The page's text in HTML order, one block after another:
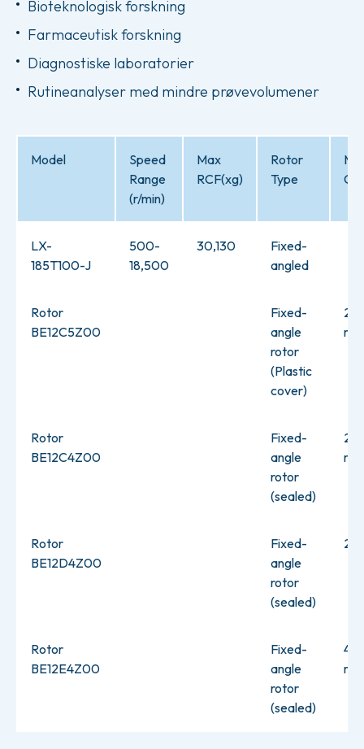
Bioteknologisk forskning
Farmaceutisk forskning
Diagnostiske laboratorier
Rutineanalyser med mindre prøvevolumener
Model
Speed
Range
(r/min)
Max
RCF(xg)
Rotor
Type
LX-
185T100-J
500-
18,500
30,130
Fixed-
angled
Rotor
BE12C5Z00
Fixed-
angle
rotor
(Plastic
cover)
ml
Rotor
BE12C4Z00
Fixed-
angle
rotor
(sealed)
ml
Rotor
BE12D4Z00
Fixed-
angle
rotor
(sealed)
Rotor
BE12E4Z00
Fixed-
angle
rotor
(sealed)
ml